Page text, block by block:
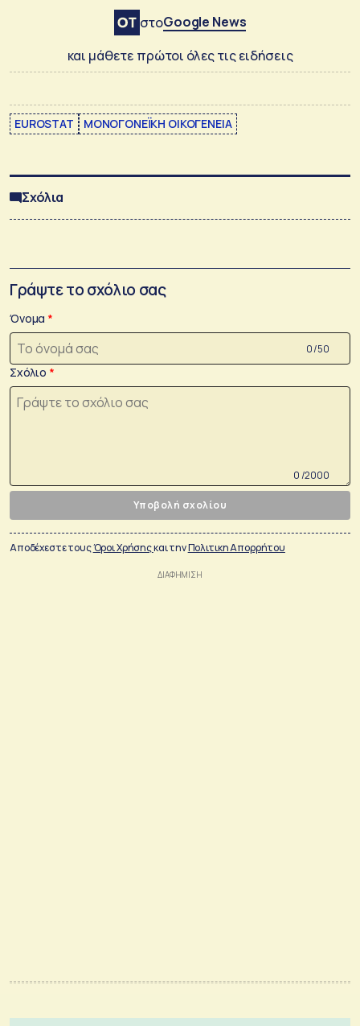
στοGoogle News
και μάθετε πρώτοι όλες τις ειδήσεις
EUROSTAT ΜΟΝΟΓΟΝΕΪΚΗ ΟΙΚΟΓΕΝΕΙΑ
Σχόλια
Γράψτε το σχόλιο σας
Όνομα
0 /50
Σχόλιο
0 /2000
Υποβολή σχολίου
Αποδέχεστε τουςΌροι Χρήσηςκαι τηνΠολιτικη Απορρήτου